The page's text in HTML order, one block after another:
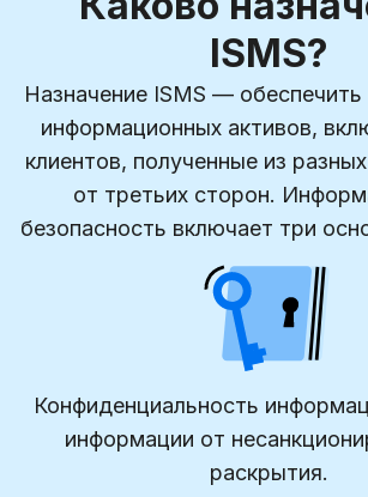
ISMS?
Назначение ISMS — обеспечить
информационных активов,
клиентов, полученные из
от третьих сторон.
безопасность включает три
Конфиденциальность
информации от
раскрытия.